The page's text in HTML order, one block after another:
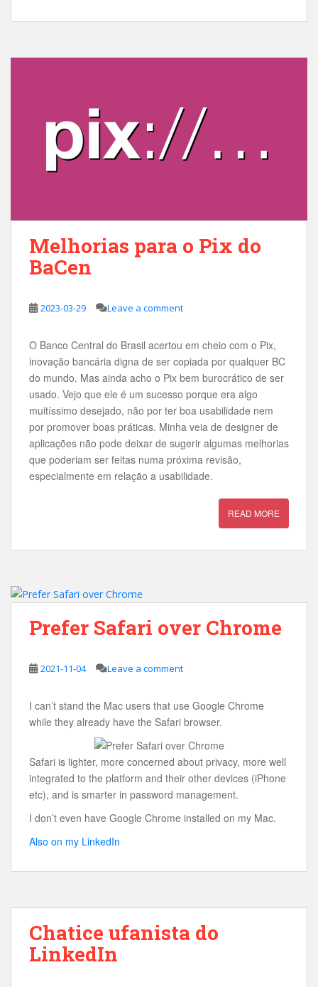
Melhorias para o Pix do
BaCen
2023-03-29 Leave a comment
O Banco Central do Brasil acertou em cheio com o Pix,
inovação bancária digna de ser copiada por qualquer BC
do mundo. Mas ainda acho o Pix bem burocrático de ser
usado. Vejo que ele é um sucesso porque era algo
muitíssimo desejado, não por ter boa usabilidade nem
por promover boas práticas. Minha veia de designer de
aplicações não pode deixar de sugerir algumas melhorias
que poderiam ser feitas numa próxima revisão,
especialmente em relação a usabilidade.
READ MORE
Prefer Safari over Chrome
2021-11-04 Leave a comment
I can’t stand the Mac users that use Google Chrome
while they already have the Safari browser.
Safari is lighter, more concerned about privacy, more well
integrated to the platform and their other devices (iPhone
etc), and is smarter in password management.
I don’t even have Google Chrome installed on my Mac.
Also on my LinkedIn
Chatice ufanista do
LinkedIn